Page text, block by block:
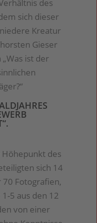
des
sich dieser
Kreatur
Gieser
ist der
des
sich 14
Fotografien,
5 aus den 12
von einer